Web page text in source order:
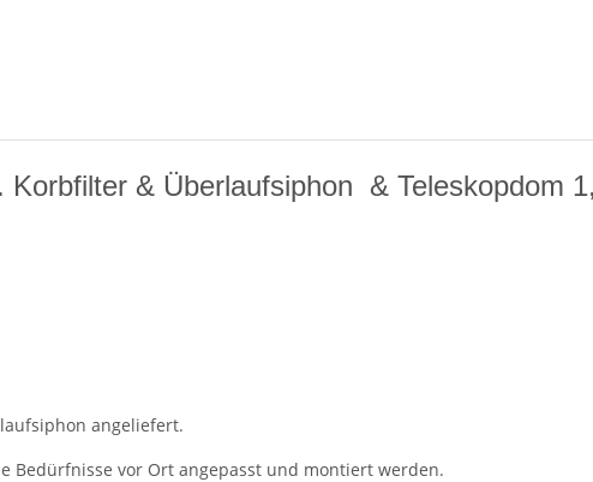
& Überlaufsiphon & Teleskopdom
angeliefert.
Bedürfnisse vor Ort angepasst und montiert werden.